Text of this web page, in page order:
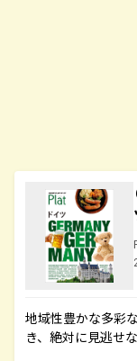
地域性豊かな多彩
き、絶対に見逃せ